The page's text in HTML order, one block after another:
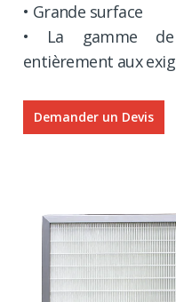
• Grande surface
• La gamme
entièrement aux
Demander un Devis